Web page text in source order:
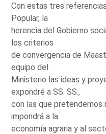
Con estas tres
Popular, la
herencia del Gobierno
los criterios
de convergencia de
equipo del
Ministerio las ideas y
expondré a SS. SS.,
con las que pretendemos
impondrá a la
economía agraria y al